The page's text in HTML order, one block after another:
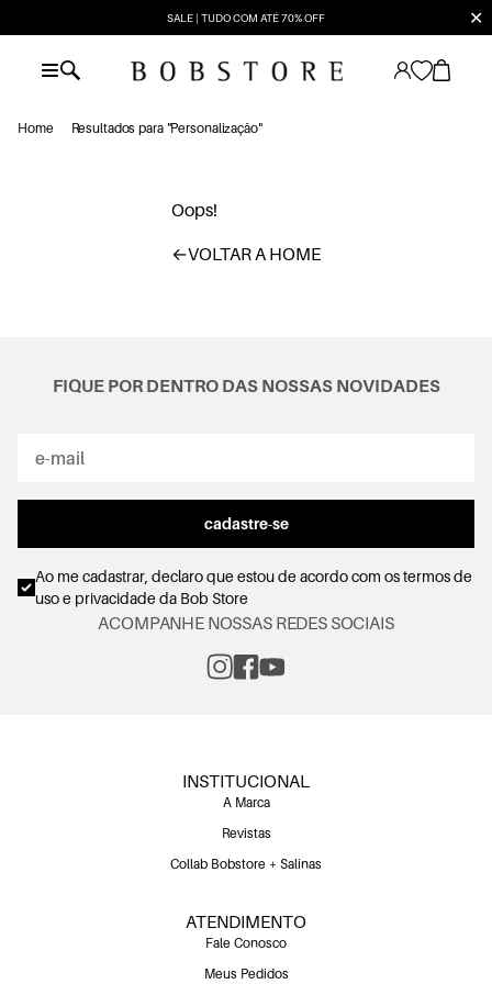
SALE | TUDO COM ATÉ 70% OFF ✕
Home Resultados para "Personalização"
Oops!
←VOLTAR A HOME
FIQUE POR DENTRO DAS NOSSAS NOVIDADES
cadastre-se
Ao me cadastrar, declaro que estou de acordo com ostermos de
uso e privacidadeda Bob Store
ACOMPANHE NOSSAS REDES SOCIAIS
INSTITUCIONAL
A Marca
Revistas
Collab Bobstore + Salinas
ATENDIMENTO
Fale Conosco
Meus Pedidos